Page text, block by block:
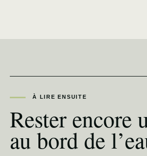
À LIRE ENSUITE
Rester encore
au bord de